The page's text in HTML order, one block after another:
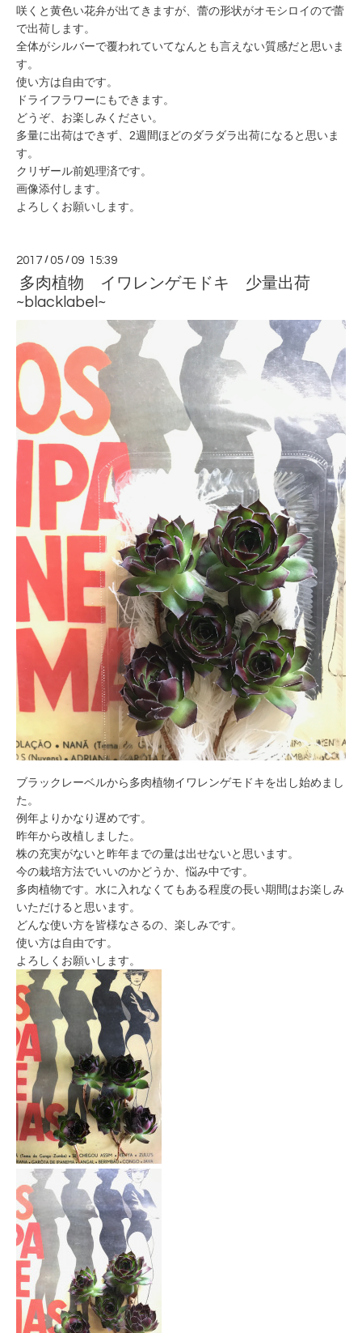
咲くと黄色い花弁が出てきますが、蕾の形状がオモシロイので蕾
で出荷します。
全体がシルバーで覆われていてなんとも言えない質感だと思いま
す。
使い方は自由です。
ドライフラワーにもできます。
どうぞ、お楽しみください。
多量に出荷はできず、2週間ほどのダラダラ出荷になると思いま
す。
クリザール前処理済です。
画像添付します。
よろしくお願いします。
2017 /05 /09 15:39
多肉植物 イワレンゲモドキ 少量出荷
~blacklabel~
ブラックレーベルから多肉植物イワレンゲモドキを出し始めまし
た。
例年よりかなり遅めです。
昨年から改植しました。
株の充実がないと昨年までの量は出せないと思います。
今の栽培方法でいいのかどうか、悩み中です。
多肉植物です。水に入れなくてもある程度の長い期間はお楽しみ
いただけると思います。
どんな使い方を皆様なさるの、楽しみです。
使い方は自由です。
よろしくお願いします。